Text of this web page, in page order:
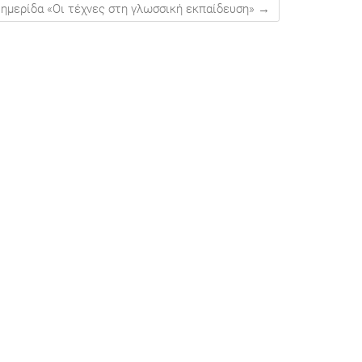
«Οι τέχνες στη γλωσσική εκπαίδευση» →